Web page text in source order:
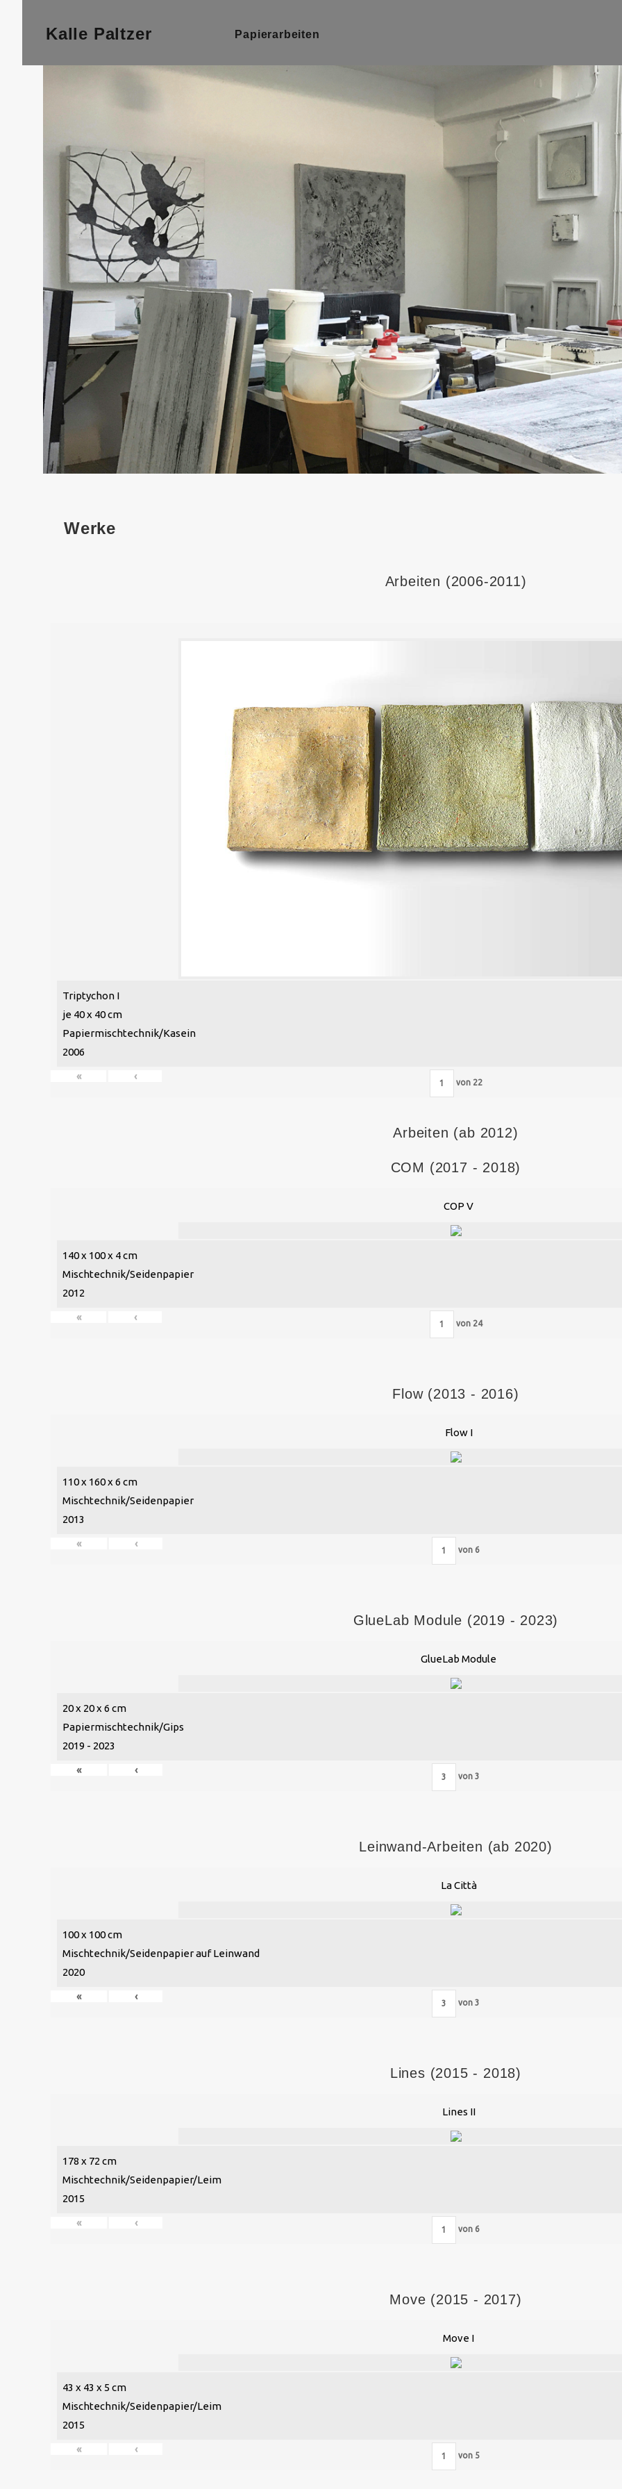
BACKGROUND
HEADING
Kalle Paltzer Papierarbeiten
Werke
Arbeiten (2006-2011)
Triptychon I
je 40 x 40 cm
Papiermischtechnik/Kasein
2006
« ‹
von 22
Arbeiten (ab 2012)
COM (2017 - 2018)
COP V
140 x 100 x 4 cm
Mischtechnik/Seidenpapier
2012
« ‹
von 24
Flow (2013 - 2016)
Flow I
110 x 160 x 6 cm
Mischtechnik/Seidenpapier
2013
« ‹
von 6
GlueLab Module (2019 - 2023)
GlueLab Module
20 x 20 x 6 cm
Papiermischtechnik/Gips
2019 - 2023
« ‹
von 3
Leinwand-Arbeiten (ab 2020)
La Città
100 x 100 cm
Mischtechnik/Seidenpapier auf Leinwand
2020
« ‹
von 3
Lines (2015 - 2018)
Lines II
178 x 72 cm
Mischtechnik/Seidenpapier/Leim
2015
« ‹
von 6
Move (2015 - 2017)
Move I
43 x 43 x 5 cm
Mischtechnik/Seidenpapier/Leim
2015
« ‹
von 5